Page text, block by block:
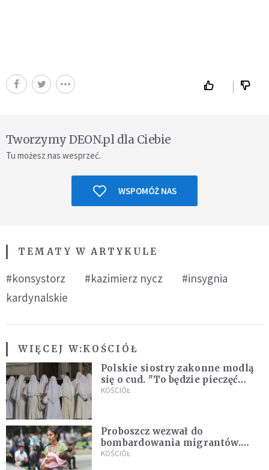
Tworzymy DEON.pl dla Ciebie
Tu możesz nas wesprzeć.
WSPOMÓŻ NAS
TEMATY W ARTYKULE
#konsystorz #kazimierz nycz
#insygnia
kardynalskie
WIĘCEJ W:KOŚCIÓŁ
Polskie siostry zakonne modlą
się o cud. "To będzie pieczęć
Pana Boga dla naszej wiary"
KOŚCIÓŁ
Proboszcz wezwał do
bombardowania migrantów.
"Masowy ogień przeciwko
KOŚCIÓŁ